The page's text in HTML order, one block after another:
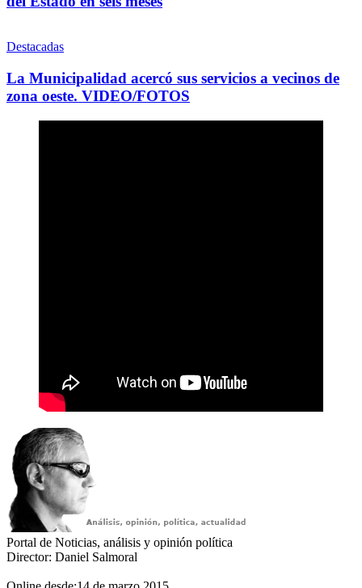
Destacadas
La Municipalidad acercó sus servicios a vecinos de
zona oeste. VIDEO/FOTOS
Portal de Noticias, análisis y opinión política
Director: Daniel Salmoral